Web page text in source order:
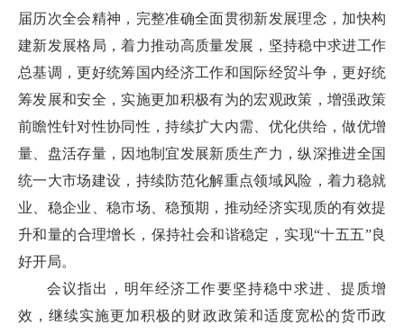
届历次全会精神，完整准确全面贯彻新发展理念，加快构
建新发展格局，着力推动高质量发展，坚持稳中求进工作
总基调，更好统筹国内经济工作和国际经贸斗争，更好统
筹发展和安全，实施更加积极有为的宏观政策，增强政策
前瞻性针对性协同性，持续扩大内需、优化供给，做优增
量、盘活存量，因地制宜发展新质生产力，纵深推进全国
统一大市场建设，持续防范化解重点领域风险，着力稳就
业、稳企业、稳市场、稳预期，推动经济实现质的有效提
升和量的合理增长，保持社会和谐稳定，实现“十五五”良
好开局。
会议指出，明年经济工作要坚持稳中求进、提质增
效，继续实施更加积极的财政政策和适度宽松的货币政